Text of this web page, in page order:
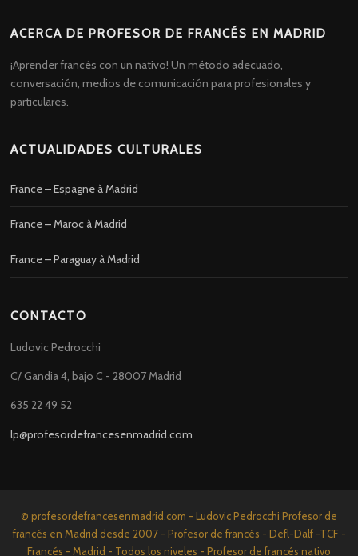
ACERCA DE PROFESOR DE FRANCÉS EN MADRID
¡Aprender francés con un nativo! Un método adecuado,
conversación, medios de comunicación para profesionales y
particulares.
ACTUALIDADES CULTURALES
France – Espagne à Madrid
France – Maroc à Madrid
France – Paraguay à Madrid
CONTACTO
Ludovic Pedrocchi
C/ Gandia 4, bajo C - 28007 Madrid
635 22 49 52
lp@profesordefrancesenmadrid.com
© profesordefrancesenmadrid.com - Ludovic Pedrocchi Profesor de
francés en Madrid desde 2007 - Profesor de francés - Defl-Dalf -TCF -
Francés - Madrid - Todos los niveles - Profesor de francés nativo